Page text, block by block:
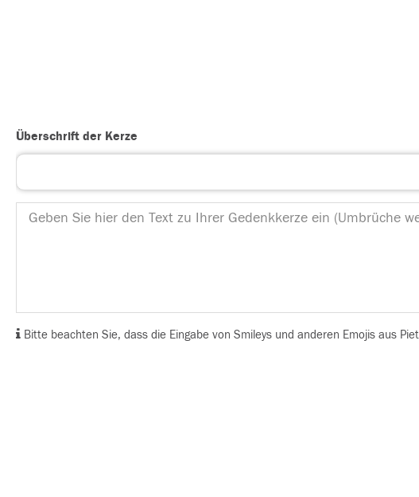
Überschrift der Kerze
Bitte beachten Sie, dass die Eingabe von Smileys und anderen Emojis aus